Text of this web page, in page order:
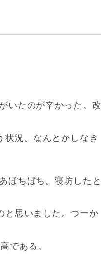
いたのが辛かった。改
況。なんとかしなき
ぼちぼち。寝坊したと
と思いました。つーか
である。